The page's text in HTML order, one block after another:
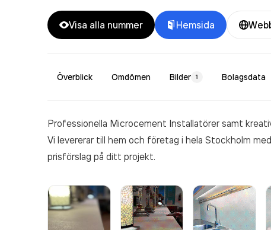
Visa alla nummer Hemsida
Överblick Omdömen Bilder 1 Bolagsdata
Professionella Microcement Installatörer samt
Vi levererar till hem och företag i hela Stockholm
prisförslag på ditt projekt.